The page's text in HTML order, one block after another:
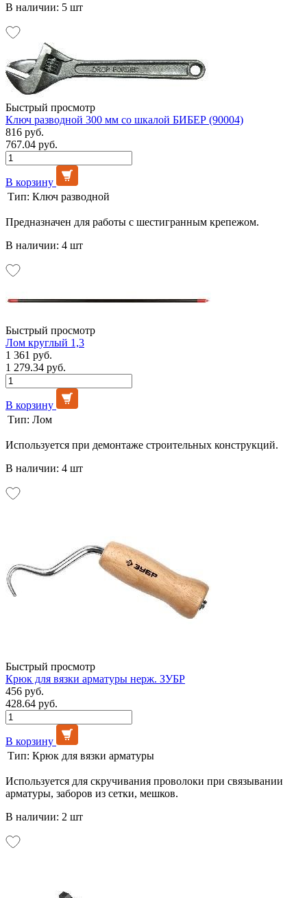
В наличии: 5 шт
Быстрый просмотр
Ключ разводной 300 мм со шкалой БИБЕР (90004)
816 руб.
767.04 руб.
В корзину
Тип: Ключ разводной
Предназначен для работы с шестигранным крепежом.
В наличии: 4 шт
Быстрый просмотр
Лом круглый 1,3
1 361 руб.
1 279.34 руб.
В корзину
Тип: Лом
Используется при демонтаже строительных конструкций.
В наличии: 4 шт
Быстрый просмотр
Крюк для вязки арматуры нерж. ЗУБР
456 руб.
428.64 руб.
В корзину
Тип: Крюк для вязки арматуры
Используется для скручивания проволоки при связывании
арматуры, заборов из сетки, мешков.
В наличии: 2 шт